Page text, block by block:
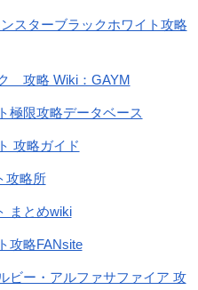
スターブラックホワイト攻略
攻略 Wiki：GAYM
極限攻略データベース
攻略ガイド
攻略所
まとめwiki
攻略FANsite
ビー・アルファサファイア 攻